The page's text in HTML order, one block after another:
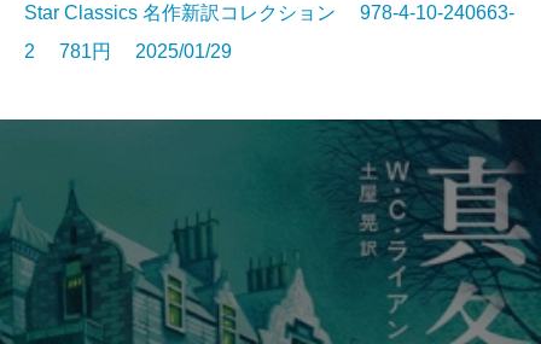
Star Classics 名作新訳コレクション 978-4-10-240663-
2 781円 2025/01/29